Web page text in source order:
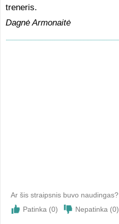
treneris.
Dagnė Armonaitė
Ar šis straipsnis buvo naudingas?
Patinka (0) Nepatinka (0)